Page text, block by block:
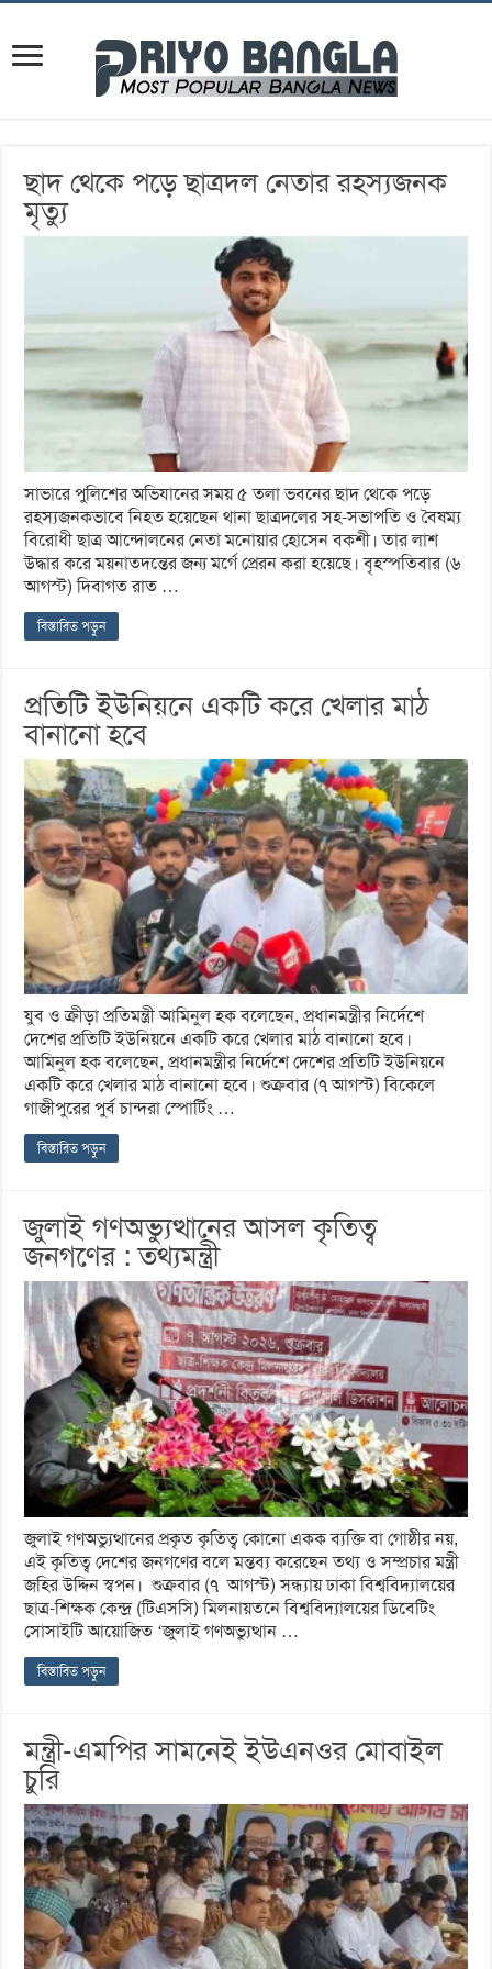
ছাদ থেকে পড়ে ছাত্রদল নেতার রহস্যজনক
মৃত্যু
সাভারে পুলিশের অভিযানের সময় ৫ তলা ভবনের ছাদ থেকে পড়ে
রহস্যজনকভাবে নিহত হয়েছেন থানা ছাত্রদলের সহ-সভাপতি ও বৈষম্য
বিরোধী ছাত্র আন্দোলনের নেতা মনোয়ার হোসেন বকশী। তার লাশ
উদ্ধার করে ময়নাতদন্তের জন্য মর্গে প্রেরন করা হয়েছে। বৃহস্পতিবার (৬
আগস্ট) দিবাগত রাত …
বিস্তারিত পড়ুন
প্রতিটি ইউনিয়নে একটি করে খেলার মাঠ
বানানো হবে
যুব ও ক্রীড়া প্রতিমন্ত্রী আমিনুল হক বলেছেন, প্রধানমন্ত্রীর নির্দেশে
দেশের প্রতিটি ইউনিয়নে একটি করে খেলার মাঠ বানানো হবে।
আমিনুল হক বলেছেন, প্রধানমন্ত্রীর নির্দেশে দেশের প্রতিটি ইউনিয়নে
একটি করে খেলার মাঠ বানানো হবে। শুক্রবার (৭ আগস্ট) বিকেলে
গাজীপুরের পুর্ব চান্দরা স্পোর্টিং …
বিস্তারিত পড়ুন
জুলাই গণঅভ্যুত্থানের আসল কৃতিত্ব
জনগণের : তথ্যমন্ত্রী
জুলাই গণঅভ্যুত্থানের প্রকৃত কৃতিত্ব কোনো একক ব্যক্তি বা গোষ্ঠীর নয়,
এই কৃতিত্ব দেশের জনগণের বলে মন্তব্য করেছেন তথ্য ও সম্প্রচার মন্ত্রী
জহির উদ্দিন স্বপন। শুক্রবার (৭ আগস্ট) সন্ধ্যায় ঢাকা বিশ্ববিদ্যালয়ের
ছাত্র-শিক্ষক কেন্দ্র (টিএসসি) মিলনায়তনে বিশ্ববিদ্যালয়ের ডিবেটিং
সোসাইটি আয়োজিত ‘জুলাই গণঅভ্যুত্থান …
বিস্তারিত পড়ুন
মন্ত্রী-এমপির সামনেই ইউএনওর মোবাইল
চুরি